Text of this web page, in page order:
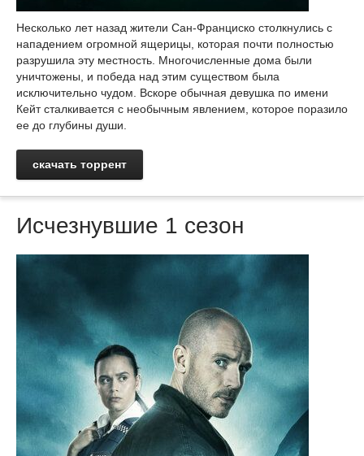
Несколько лет назад жители Сан-Франциско столкнулись с
нападением огромной ящерицы, которая почти полностью
разрушила эту местность. Многочисленные дома были
уничтожены, и победа над этим существом была
исключительно чудом. Вскоре обычная девушка по имени
Кейт сталкивается с необычным явлением, которое поразило
ее до глубины души.
скачать торрент
Исчезнувшие 1 сезон